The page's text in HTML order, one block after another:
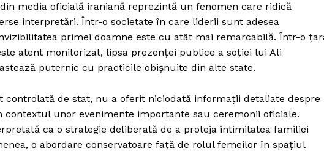
media oficială iraniană reprezintă un fenomen care ridică
interpretări. Într-o societate în care liderii sunt adesea
primei doamne este cu atât mai remarcabilă. Într-o
atent monitorizat, lipsa prezenței publice a soției lui Ali
puternic cu practicile obișnuite din alte state.
controlată de stat, nu a oferit niciodată informații detaliate despre
unor evenimente importante sau ceremonii oficiale.
ca o strategie deliberată de a proteja intimitatea familiei
o abordare conservatoare față de rolul femeilor în spațiul